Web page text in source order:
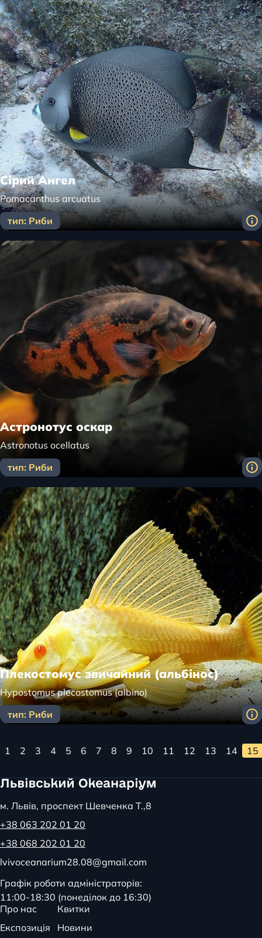
Сірий Ангел
Pomacanthus arcuatus
тип: Риби
Астронотус оскар
Astronotus ocellatus
тип: Риби
Плекостомус звичайний (альбінос)
Hypostomus plecostomus (albino)
тип: Риби
1 2 3 4 5 6 7 8 9 10 11 12 13 14 15
м. Львів, проспект Шевченка Т.,8
+38 063 202 01 20
+38 068 202 01 20
lvivoceanarium28.08@gmail.com
Графік роботи адміністраторів:
11:00-18:30 (понеділок до 16:30)
Про нас
Квитки
Експозиція
Новини